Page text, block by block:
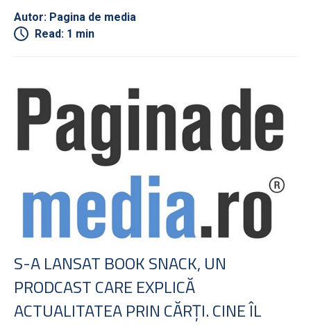
Autor: Pagina de media
Read: 1 min
S-A LANSAT BOOK SNACK, UN
PRODCAST CARE EXPLICĂ
ACTUALITATEA PRIN CĂRŢI. CINE ÎL